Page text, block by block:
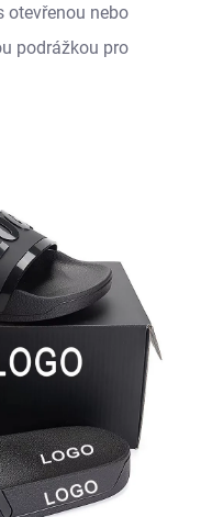
otevřenou nebo
podrážkou pro